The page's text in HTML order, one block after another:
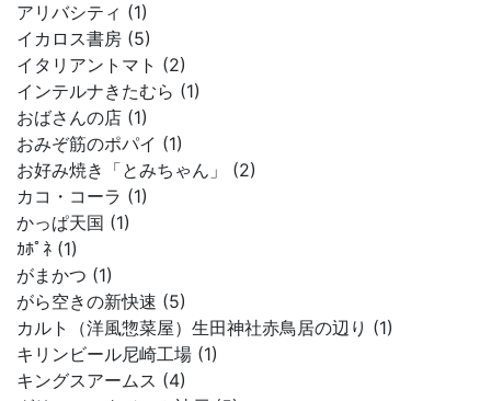
アリバシティ (1)
イカロス書房 (5)
イタリアントマト (2)
インテルナきたむら (1)
おばさんの店 (1)
おみぞ筋のポパイ (1)
お好み焼き「とみちゃん」 (2)
カコ・コーラ (1)
かっぱ天国 (1)
ｶﾎﾟﾈ (1)
がまかつ (1)
がら空きの新快速 (5)
カルト（洋風惣菜屋）生田神社赤鳥居の辺り (1)
キリンビール尼崎工場 (1)
キングスアームス (4)